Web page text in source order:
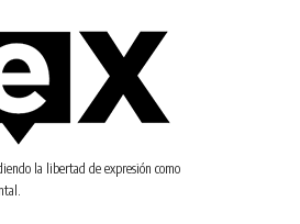
la libertad de expresión como